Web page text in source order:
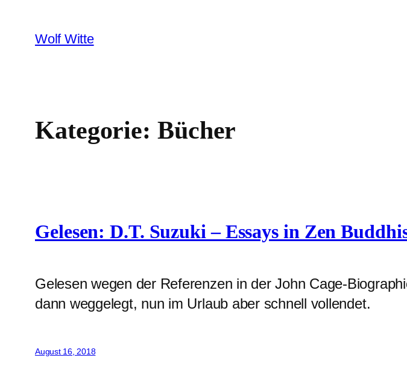
Inhalt
springen
Wolf Witte
Kategorie: Bücher
Gelesen: D.T. Suzuki – Essays in Zen
Gelesen wegen der Referenzen in der John Cage-
dann weggelegt, nun im Urlaub aber schnell vollendet.
August 16, 2018